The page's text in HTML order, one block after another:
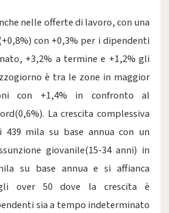
nelle offerte di lavoro, con una
con +0,3% per i dipendenti
+3,2% a termine e +1,2% gli
è tra le zone in maggior
con +1,4% in confronto al
La crescita complessiva
mila su base annua con un
giovanile(15-34 anni) in
su base annua e si affianca
over 50 dove la crescita è
sia a tempo indeterminato